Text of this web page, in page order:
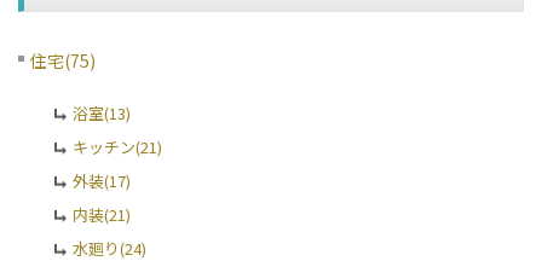
住宅(75)
浴室(13)
キッチン(21)
外装(17)
内装(21)
水廻り(24)